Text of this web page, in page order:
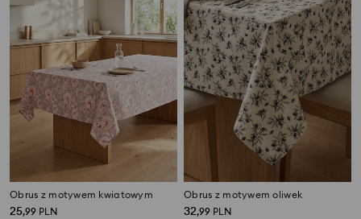
Obrus z motywem kwiatowym
25,99 PLN
Obrus z motywem oliwek
32,99 PLN